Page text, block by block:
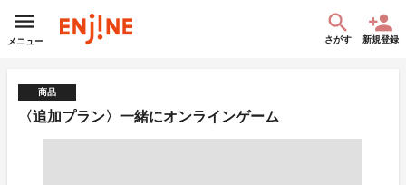
メニュー さがす 新規登録
商品
〈追加プラン〉一緒にオンラインゲーム